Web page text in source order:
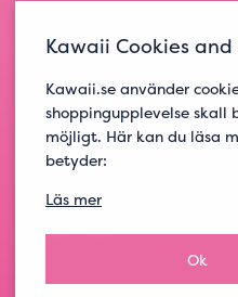
Stockholm
Get social
Kawaii Cookies and
Kawaii.se använder
shoppingupplevelse skall
möjligt. Här kan du läsa
betyder:
Läs mer
Ok